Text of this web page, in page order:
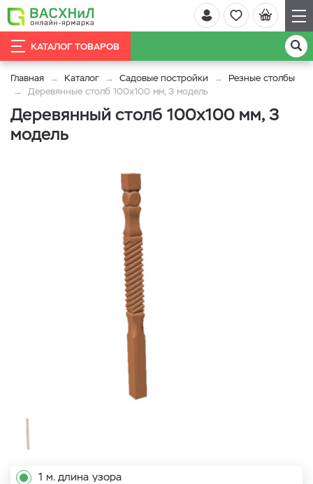
КАТАЛОГ ТОВАРОВ
Главная Каталог Садовые постройки
Резные столбы
Деревянные столб 100x100 мм, 3 модель
Деревянный столб 100x100 мм, 3
модель
1 м. длина узора